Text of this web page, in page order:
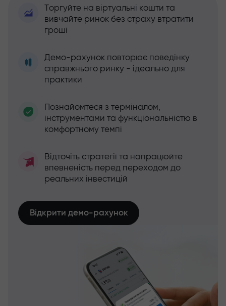
Торгуйте на віртуальні кошти та
вивчайте ринок без страху втратити
гроші
Демо-рахунок повторює поведінку
справжнього ринку - ідеально для
практики
Познайомтеся з терміналом,
інструментами та функціональністю в
комфортному темпі
Відточіть стратегії та напрацюйте
впевненість перед переходом до
реальних інвестицій
Відкрити демо-рахунок